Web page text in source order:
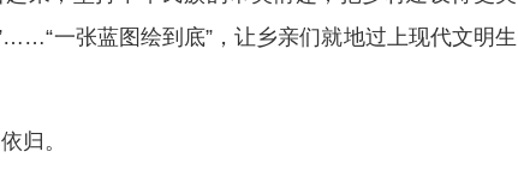
一张蓝图绘到底”，让乡亲们就地过上现代文明生
归。